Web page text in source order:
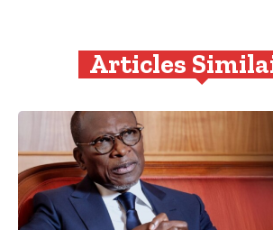
Articles